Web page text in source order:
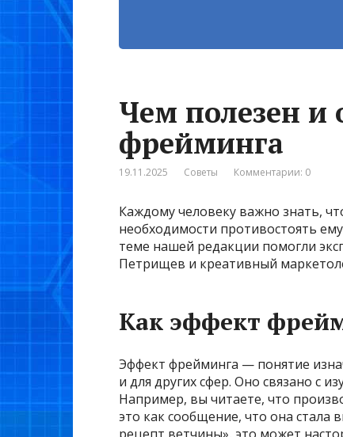
Чем полезен и
фрейминга
19.11.2025 Советы Комментарии: 0
Каждому человеку важно знать,
необходимости противостоять
теме нашей редакции помогли
Петрищев и креативный
Как эффект
Эффект фрейминга — понятие
и для других сфер. Оно связано с
Например, вы читаете, что
это как сообщение, что она стала